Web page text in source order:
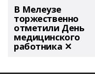
В Мелеузе
торжественно
отметили День
медицинского
работника ✕